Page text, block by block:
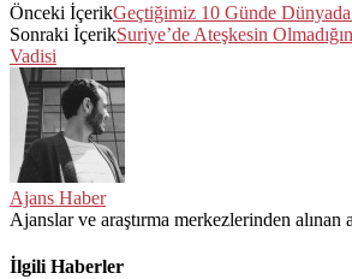
Önceki İçerikGeçtiğimiz 10 Günde
Sonraki İçerikSuriye’de Ateşkesin
Vadisi
Ajans Haber
Ajanslar ve araştırma merkezlerinden alınan
İlgili Haberler